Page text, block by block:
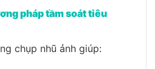
pháp tầm soát tiêu
chụp nhũ ảnh giúp: